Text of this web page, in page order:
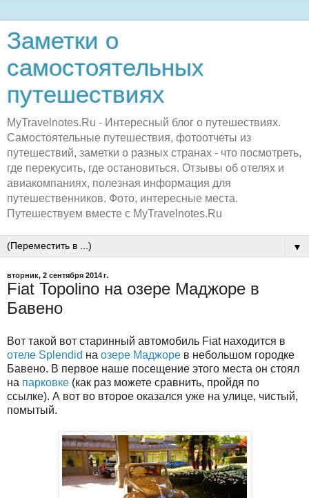
Заметки о
самостоятельных
путешествиях
MyTravelnotes.Ru - Интересный блог о путешествиях.
Самостоятельные путешествия, фотоотчеты из
путешествий, заметки о разных странах - что посмотреть,
где перекусить, где остановиться. Отзывы об отелях и
авиакомпаниях, полезная информация для
путешественников. Фото, интересные места.
Путешествуем вместе с MyTravelnotes.Ru
▼
вторник, 2 сентября 2014 г.
Fiat Topolino на озере Маджоре в
Бавено
Вот такой вот старинный автомобиль Fiat находится в
отеле Splendid на озере Маджоре в небольшом городке
Бавено. В первое наше посещение этого места он стоял
на парковке (как раз можете сравнить, пройдя по
ссылке). А вот во второе оказался уже на улице, чистый,
помытый.